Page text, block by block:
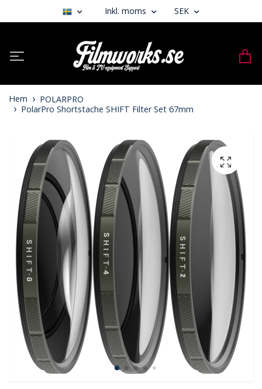
Inkl. moms SEK
Hem
POLARPRO
PolarPro Shortstache SHIFT Filter Set 67mm